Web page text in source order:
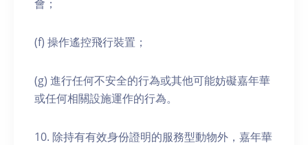
會；
(f) 操作遙控飛行裝置；
(g) 進行任何不安全的行為或其他可能妨礙嘉年華
或任何相關設施運作的行為。
10. 除持有有效身份證明的服務型動物外，嘉年華